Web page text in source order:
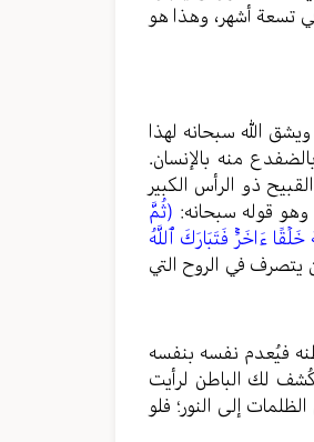
تسعة أشهر، وهذا هو
الله سبحانه لهذا
منه بالإنسان.
ذو الرأس الكبير
قوله سبحانه: (ثُمَّ
ءَاخَرَۚ فَتَبَارَكَ ٱللَّهُ
يتصرف في الروح التي
فيُعدم نفسه بنفسه
كُشف لك الباطن لرأيت
إلى النور؛ فلو